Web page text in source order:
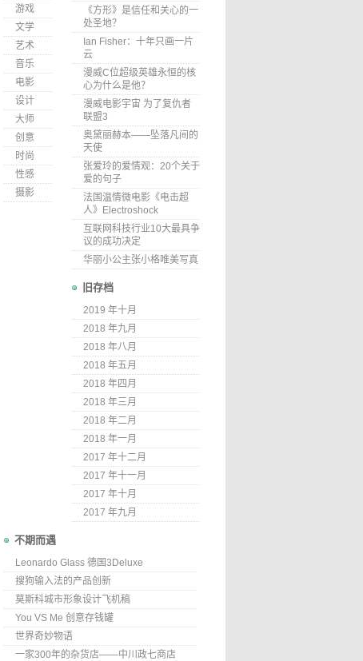
游戏
文学
艺术
音乐
电影
设计
大师
创意
时尚
性感
摄影
《方形》是信任和关心的一
处圣地？
Ian Fisher：十年只画一片
云
漫威C位超级英雄永恒的核
心为什么是他？
漫威电影宇宙 为了复仇者
联盟3
奥黛丽赫本——坠落凡间的
天使
张爱玲的爱情观：20个关于
爱的句子
法国温情微电影《电击超
人》Electroshock
互联网科技行业10大最具争
议的成功决定
华丽小公主张小格唯美写真
旧存档
2019 年十月
2018 年九月
2018 年八月
2018 年五月
2018 年四月
2018 年三月
2018 年二月
2018 年一月
2017 年十二月
2017 年十一月
2017 年十月
2017 年九月
不期而遇
Leonardo Glass 德国3Deluxe
搜狗输入法的产品创新
莫斯科城市形象设计飞机稿
You VS Me 创意存钱罐
世界奇妙物语
一家300年的杂货店——中川政七商店